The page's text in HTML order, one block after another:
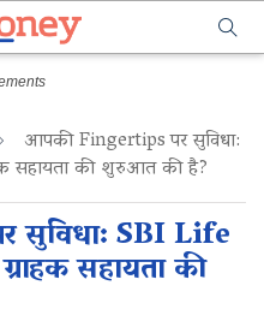
आपकी Fingertips पर सुविधा:
सहायता की शुरुआत की है?
SBI Life
सहायता की